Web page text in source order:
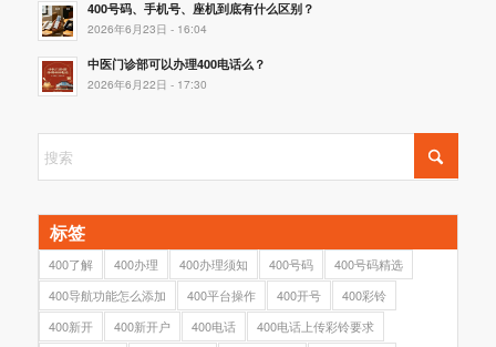
400号码、手机号、座机到底有什么区别？
2026年6月23日 - 16:04
中医门诊部可以办理400电话么？
2026年6月22日 - 17:30
标签
400了解 400办理 400办理须知 400号码
400号码精选
400导航功能怎么添加
400平台操作 400开号
400彩铃
400新开
400新开户 400电话
400电话上传彩铃要求